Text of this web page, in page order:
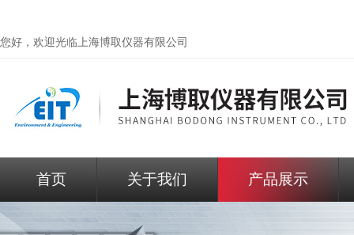
您好，欢迎光临上海博取仪器有限公司
首页 关于我们 产品展示